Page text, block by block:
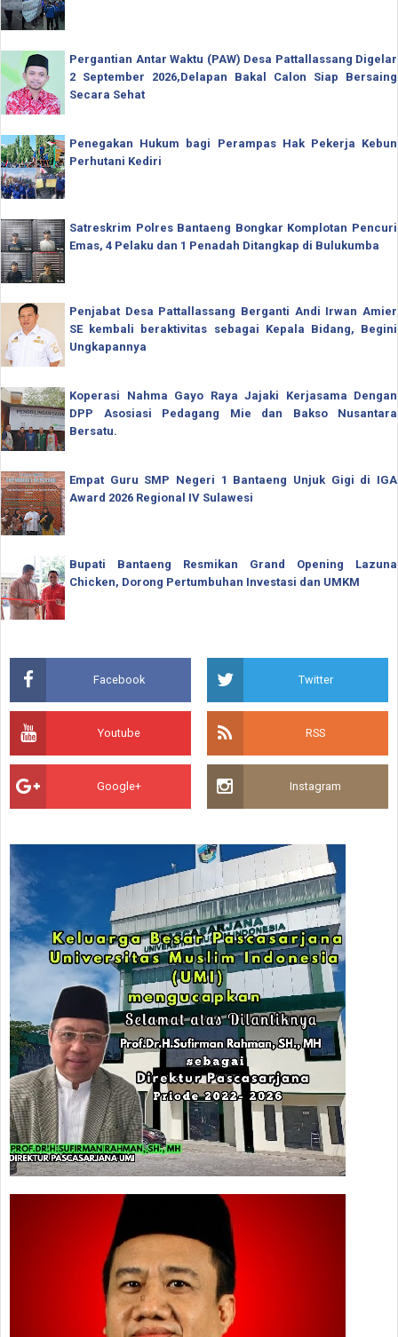
Pergantian Antar Waktu (PAW) Desa Pattallassang Digelar
2 September 2026,Delapan Bakal Calon Siap Bersaing
Secara Sehat
Penegakan Hukum bagi Perampas Hak Pekerja Kebun
Perhutani Kediri
Satreskrim Polres Bantaeng Bongkar Komplotan Pencuri
Emas, 4 Pelaku dan 1 Penadah Ditangkap di Bulukumba
Penjabat Desa Pattallassang Berganti Andi Irwan Amier
SE kembali beraktivitas sebagai Kepala Bidang, Begini
Ungkapannya
Koperasi Nahma Gayo Raya Jajaki Kerjasama Dengan
DPP Asosiasi Pedagang Mie dan Bakso Nusantara
Bersatu.
Empat Guru SMP Negeri 1 Bantaeng Unjuk Gigi di IGA
Award 2026 Regional IV Sulawesi
Bupati Bantaeng Resmikan Grand Opening Lazuna
Chicken, Dorong Pertumbuhan Investasi dan UMKM
Facebook Twitter
Youtube RSS
Google+ Instagram